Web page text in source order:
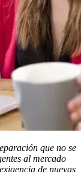
que no se
al mercado
de nuevas